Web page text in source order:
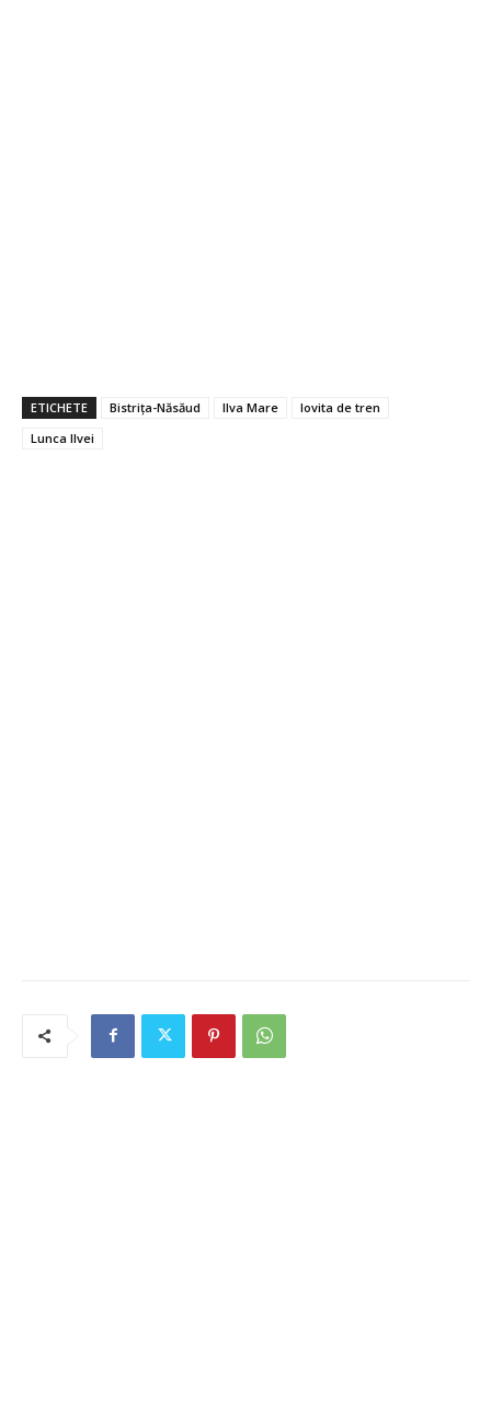
ETICHETE Bistrița-Năsăud Ilva Mare
lovita de tren
Lunca Ilvei